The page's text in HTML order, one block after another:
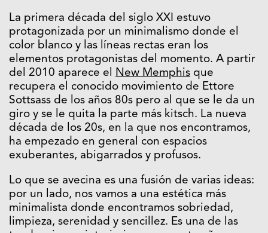
La primera década del siglo XXI estuvo
protagonizada por un minimalismo donde el
color blanco y las líneas rectas eran los
elementos protagonistas del momento. A partir
del 2010 aparece el New Memphis que
recupera el conocido movimiento de Ettore
Sottsass de los años 80s pero al que se le da un
giro y se le quita la parte más kitsch. La nueva
década de los 20s, en la que nos encontramos,
ha empezado en general con espacios
exuberantes, abigarrados y profusos.
Lo que se avecina es una fusión de varias ideas:
por un lado, nos vamos a una estética más
minimalista donde encontramos sobriedad,
limpieza, serenidad y sencillez. Es una de las